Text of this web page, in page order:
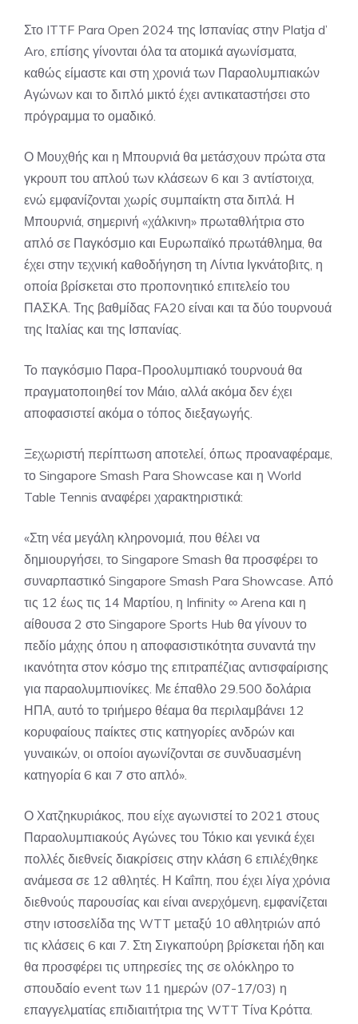
Στο ITTF Para Open 2024 της Ισπανίας στην Platja d’
Aro, επίσης γίνονται όλα τα ατομικά αγωνίσματα,
καθώς είμαστε και στη χρονιά των Παραολυμπιακών
Αγώνων και το διπλό μικτό έχει αντικαταστήσει στο
πρόγραμμα το ομαδικό.
Ο Μουχθής και η Μπουρνιά θα μετάσχουν πρώτα στα
γκρουπ του απλού των κλάσεων 6 και 3 αντίστοιχα,
ενώ εμφανίζονται χωρίς συμπαίκτη στα διπλά. Η
Μπουρνιά, σημερινή «χάλκινη» πρωταθλήτρια στο
απλό σε Παγκόσμιο και Ευρωπαϊκό πρωτάθλημα, θα
έχει στην τεχνική καθοδήγηση τη Λίντια Ιγκνάτοβιτς, η
οποία βρίσκεται στο προπονητικό επιτελείο του
ΠΑΣΚΑ. Της βαθμίδας FA20 είναι και τα δύο τουρνουά
της Ιταλίας και της Ισπανίας.
Το παγκόσμιο Παρα-Προολυμπιακό τουρνουά θα
πραγματοποιηθεί τον Μάιο, αλλά ακόμα δεν έχει
αποφασιστεί ακόμα ο τόπος διεξαγωγής.
Ξεχωριστή περίπτωση αποτελεί, όπως προαναφέραμε,
το Singapore Smash Para Showcase και η World
Table Tennis αναφέρει χαρακτηριστικά:
«Στη νέα μεγάλη κληρονομιά, που θέλει να
δημιουργήσει, το Singapore Smash θα προσφέρει το
συναρπαστικό Singapore Smash Para Showcase. Από
τις 12 έως τις 14 Μαρτίου, η Infinity ∞ Arena και η
αίθουσα 2 στο Singapore Sports Hub θα γίνουν το
πεδίο μάχης όπου η αποφασιστικότητα συναντά την
ικανότητα στον κόσμο της επιτραπέζιας αντισφαίρισης
για παραολυμπιονίκες. Με έπαθλο 29.500 δολάρια
ΗΠΑ, αυτό το τριήμερο θέαμα θα περιλαμβάνει 12
κορυφαίους παίκτες στις κατηγορίες ανδρών και
γυναικών, οι οποίοι αγωνίζονται σε συνδυασμένη
κατηγορία 6 και 7 στο απλό».
Ο Χατζηκυριάκος, που είχε αγωνιστεί το 2021 στους
Παραολυμπιακούς Αγώνες του Τόκιο και γενικά έχει
πολλές διεθνείς διακρίσεις στην κλάση 6 επιλέχθηκε
ανάμεσα σε 12 αθλητές. Η Καΐπη, που έχει λίγα χρόνια
διεθνούς παρουσίας και είναι ανερχόμενη, εμφανίζεται
στην ιστοσελίδα της WTT μεταξύ 10 αθλητριών από
τις κλάσεις 6 και 7. Στη Σιγκαπούρη βρίσκεται ήδη και
θα προσφέρει τις υπηρεσίες της σε ολόκληρο το
σπουδαίο event των 11 ημερών (07-17/03) η
επαγγελματίας επιδιαιτήτρια της WTT Τίνα Κρόττα.